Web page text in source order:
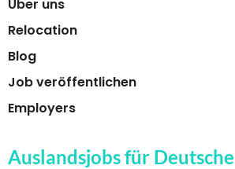
Über uns
Relocation
Blog
Job veröffentlichen
Employers
Auslandsjobs für Deutsche